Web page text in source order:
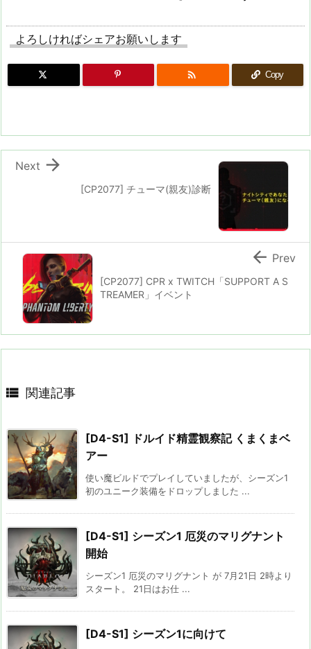
よろしければシェアお願いします
 Copy
[CP2077] チューマ(親友)診断

Next
[CP2077] CPR x TWITCH「SUPPORT A S
TREAMER」イベント
 Prev
 関連記事
[D4-S1] ドルイド精霊観察記 くまくまベ
アー
使い魔ビルドでプレイしていましたが、シーズン1
初のユニーク装備をドロップしました ...
[D4-S1] シーズン1 厄災のマリグナント
開始
シーズン1 厄災のマリグナント が 7月21日 2時より
スタート。 21日はお仕 ...
[D4-S1] シーズン1に向けて